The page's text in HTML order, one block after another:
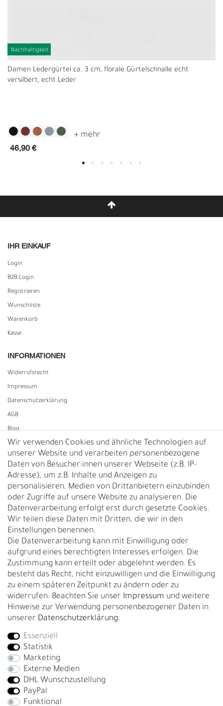
Nachhaltigkeit
Damen Ledergürtel ca. 3 cm, florale Gürtelschnalle echt
versilbert, echt Leder
46,90 €
IHR EINKAUF
Login
B2B Login
Registrieren
Wunschliste
Warenkorb
Kasse
INFORMATIONEN
Widerrufs­recht
Impressum
Daten­schutz­erklärung
AGB
Blog
Vertrag widerrufen
UNTERNEHMEN
Nachhaltigkeit
Kontakt
Über uns
Rückgabe
Gürtelgröße messen
Garantie
GESCHÄFTSKUNDEN & HÄNDLER
B2B Geschäftskunden
Bei Fragen wenden Sie sich direkt an unser Service-Team.
+4917663727338
Montag - Freitag, 09:00 - 14:00
info@fronhofer.com
Gürtelmanufaktur Fronhofer, 93053 Regensburg, Nelkenweg 3b
Wir verwenden Cookies und ähnliche Technologien auf
unserer Website und verarbeiten personenbezogene
Daten von Besucher:innen unserer Webseite (z.B. IP-
Adresse), um z.B. Inhalte und Anzeigen zu
personalisieren, Medien von Drittanbietern einzubinden
oder Zugriffe auf unsere Website zu analysieren. Die
Datenverarbeitung erfolgt erst durch gesetzte Cookies.
Wir teilen diese Daten mit Dritten, die wir in den
Einstellungen benennen.
Die Datenverarbeitung kann mit Einwilligung oder
aufgrund eines berechtigten Interesses erfolgen. Die
Zustimmung kann erteilt oder abgelehnt werden. Es
besteht das Recht, nicht einzuwilligen und die Einwilligung
zu einem späteren Zeitpunkt zu ändern oder zu
widerrufen. Beachten Sie unser Impressum und weitere
Hinweise zur Verwendung personenbezogener Daten in
unserer Daten­schutz­erklärung.
Essenziell
Statistik
Marketing
Externe Medien
DHL Wunschzustellung
PayPal
Funktional